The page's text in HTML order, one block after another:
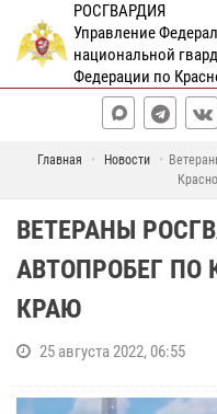
РОСГВАРДИЯ
Управление
национальной
Федерации по
Главная Новости
ВЕТЕРАНЫ
АВТОПРОБЕГ ПО
КРАЮ
25 августа 2022, 06:55